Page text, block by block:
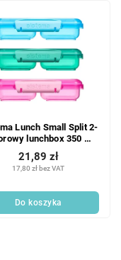
Lunch Small Split 2-
lunchbox 350 ml,
mix colors
17,80 zł bez VAT
21,89 zł
Do koszyka